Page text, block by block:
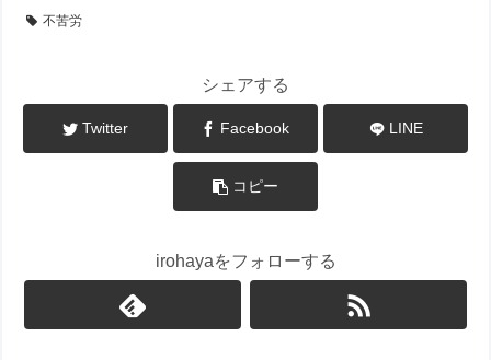
不苦労
シェアする
Twitter Facebook LINE
コピー
irohayaをフォローする